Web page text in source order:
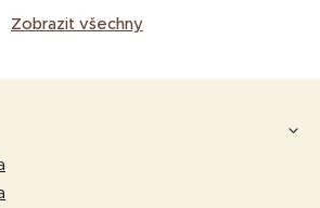
Zobrazit všechny